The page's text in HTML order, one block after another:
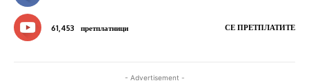
61,453 претплатници СЕ ПРЕТПЛАТИТЕ
- Advertisement -